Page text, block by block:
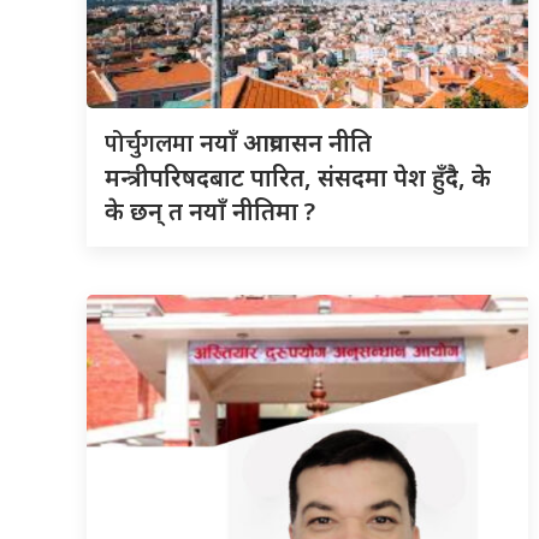
पोर्चुगलमानयाँ आप्रवासन नीति
मन्त्रीपरिषदबाट पारित, संसदमा पेश हुँदै, के
के छन् त नयाँ नीतिमा ?